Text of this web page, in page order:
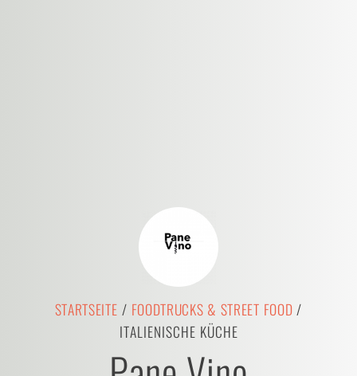
STARTSEITE / FOODTRUCKS & STREET FOOD/
ITALIENISCHE KÜCHE